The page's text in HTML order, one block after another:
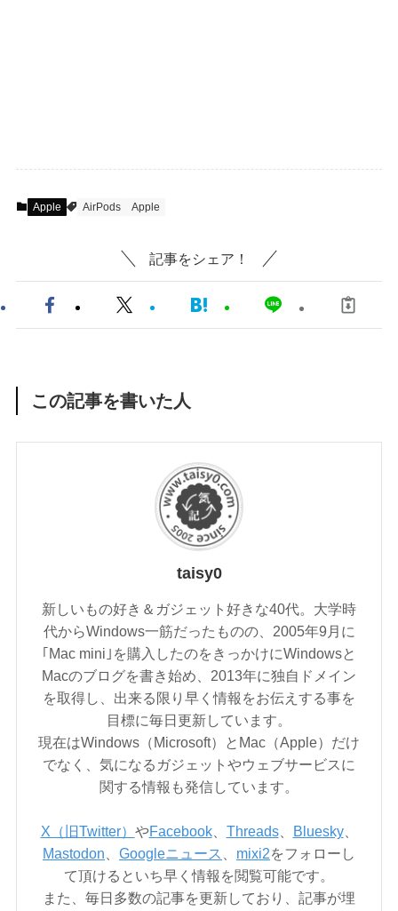
Apple AirPods Apple
記事をシェア！
この記事を書いた人
taisy0
新しいもの好き＆ガジェット好きな40代。大学時
代からWindows一筋だったものの、2005年9月に
｢Mac mini｣を購入したのをきっかけにWindowsと
Macのブログを書き始め、2013年に独自ドメイン
を取得し、出来る限り早く情報をお伝えする事を
目標に毎日更新しています。
現在はWindows（Microsoft）とMac（Apple）だけ
でなく、気になるガジェットやウェブサービスに
関する情報も発信しています。
X（旧Twitter） やFacebook、 Threads、 Bluesky、
Mastodon
Googleニュース mixi2をフォローし
て頂けるといち早く情報を閲覧可能です。
また、毎日多数の記事を更新しており、記事が埋